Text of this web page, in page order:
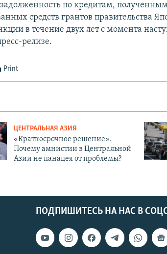
по кредитам, полученным
средств грантов правительства
в течение двух лет с момента
релизе.
Print
ЦЕНТРАЛЬНАЯ АЗИЯ
«Краткосрочное решение».
Почему амнистии в Центральной
Азии не панацея от проблемы?
ПОДПИШИТЕСЬ НА НАС В